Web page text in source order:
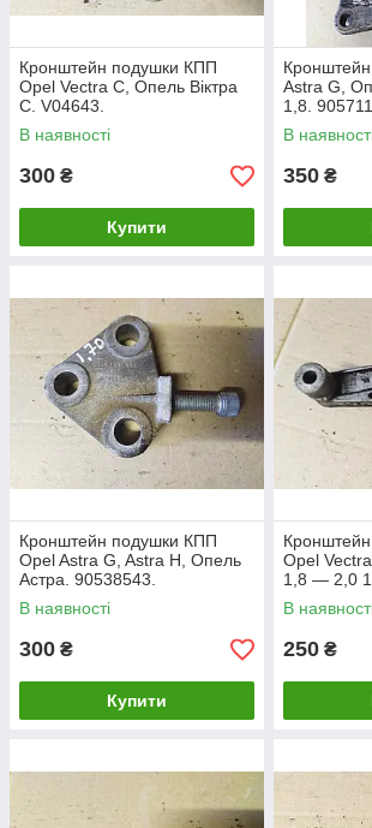
Кронштейн подушки КПП
Opel Vectra C, Опель Віктра
С. V04643.
В наявності
300 ₴
Купити
Astra G,
1,8.
В
350 ₴
Кронштейн подушки КПП
Opel Astra G, Astra H, Опель
Астра. 90538543.
В наявності
300 ₴
Купити
Кронштейн
Opel
1,8 — 2,0
В
250 ₴